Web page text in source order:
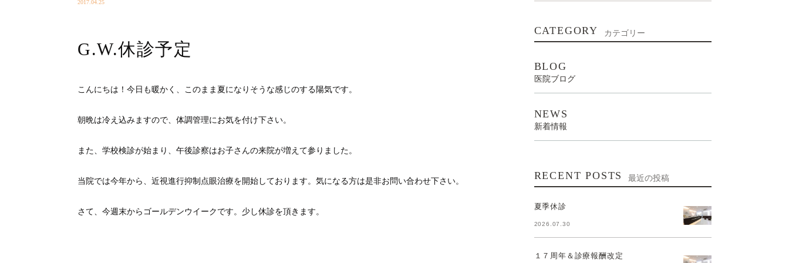
2017.04.25
G.W.休診予定
こんにちは！今日も暖かく、このまま夏になりそうな感じのする陽気です。
朝晩は冷え込みますので、体調管理にお気を付け下さい。
また、学校検診が始まり、午後診察はお子さんの来院が増えて参りました。
当院では今年から、近視進行抑制点眼治療を開始しております。気になる方は是非お問い合わせ下さい。
さて、今週末からゴールデンウイークです。少し休診を頂きます。
CATEGORY カテゴリー
BLOG
医院ブログ
NEWS
新着情報
RECENT POSTS 最近の投稿
夏季休診
2026.07.30
１７周年＆診療報酬改定